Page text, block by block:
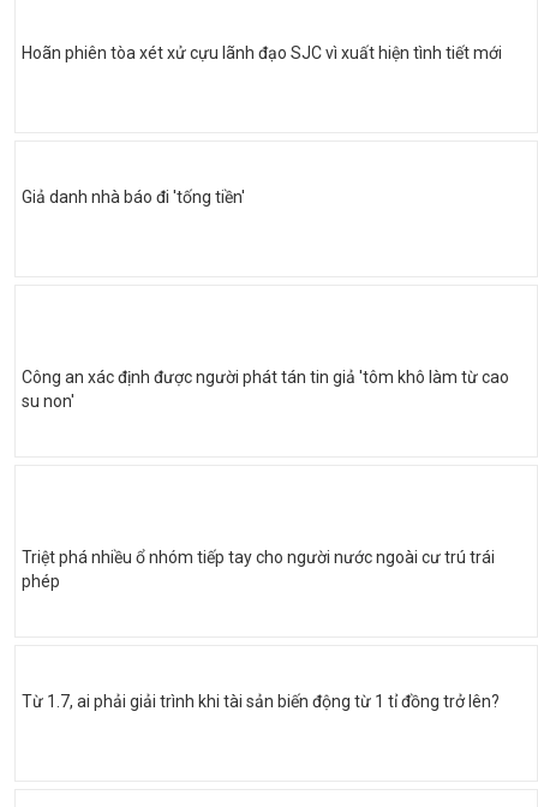
Hoãn phiên tòa xét xử cựu lãnh đạo SJC vì xuất hiện tình tiết mới
Giả danh nhà báo đi 'tống tiền'
Công an xác định được người phát tán tin giả 'tôm khô làm từ cao
su non'
Triệt phá nhiều ổ nhóm tiếp tay cho người nước ngoài cư trú trái
phép
Từ 1.7, ai phải giải trình khi tài sản biến động từ 1 tỉ đồng trở lên?